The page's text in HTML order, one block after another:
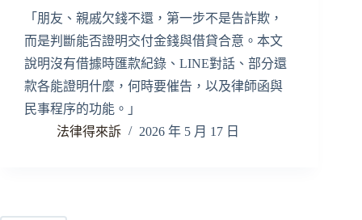
「朋友、親戚欠錢不還，第一步不是告詐欺，
而是判斷能否證明交付金錢與借貸合意。本文
說明沒有借據時匯款紀錄、LINE對話、部分還
款各能證明什麼，何時要催告，以及律師函與
民事程序的功能。」
法律得來訴
2026 年 5 月 17 日